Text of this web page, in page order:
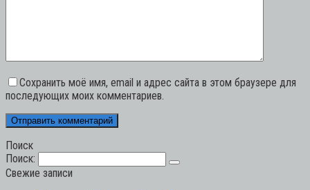
Сохранить моё имя, email и адрес сайта в этом браузере для
последующих моих комментариев.
Поиск
Поиск:
Свежие записи